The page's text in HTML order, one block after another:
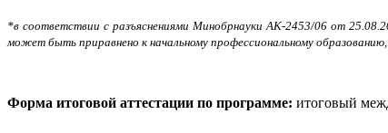
*в соответствии с разъяснениями Минобрнауки АК-2453/06 от
может быть приравнено к начальному профессиональному
Форма итоговой аттестации по программе: итоговый